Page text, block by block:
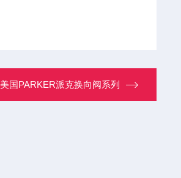
美国PARKER派克换向阀系列